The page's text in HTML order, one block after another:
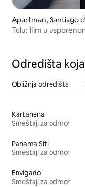
Apartman, Santiago
Tolu: film u
Odredišta
Obližnja odredišta
Kartahena
Smeštaji za odmor
Panama Siti
Smeštaji za odmor
Envigado
Smeštaji za odmor